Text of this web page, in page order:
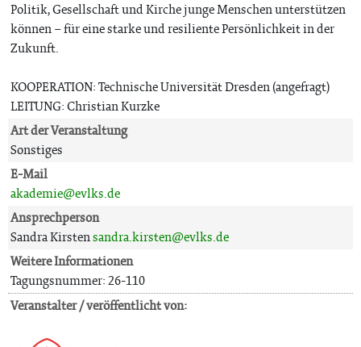
Politik, Gesellschaft und Kirche junge Menschen unterstützen
können – für eine starke und resiliente Persönlichkeit in der
Zukunft.
KOOPERATION: Technische Universität Dresden (angefragt)
LEITUNG: Christian Kurzke
Art der Veranstaltung
Sonstiges
E-Mail
akademie@evlks.de
Ansprechperson
Sandra Kirstensandra.kirsten@evlks.de
Weitere Informationen
Tagungsnummer: 26-110
Veranstalter / veröffentlicht von: